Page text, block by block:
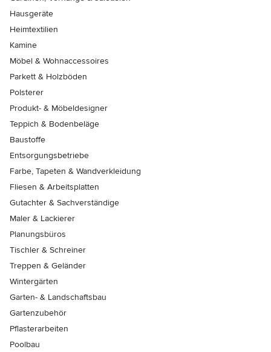
Hausgeräte
Heimtextilien
Kamine
Möbel & Wohnaccessoires
Parkett & Holzböden
Polsterer
Produkt- & Möbeldesigner
Teppich & Bodenbeläge
Baustoffe
Entsorgungsbetriebe
Farbe, Tapeten & Wandverkleidung
Fliesen & Arbeitsplatten
Gutachter & Sachverständige
Maler & Lackierer
Planungsbüros
Tischler & Schreiner
Treppen & Geländer
Wintergärten
Garten- & Landschaftsbau
Gartenzubehör
Pflasterarbeiten
Poolbau